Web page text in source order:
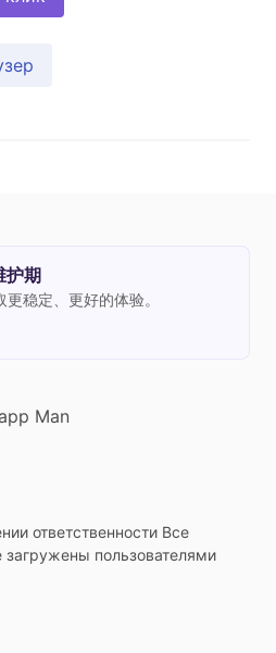
护期
稳定、更好的体验。
Man
ответственности Все
загружены пользователями